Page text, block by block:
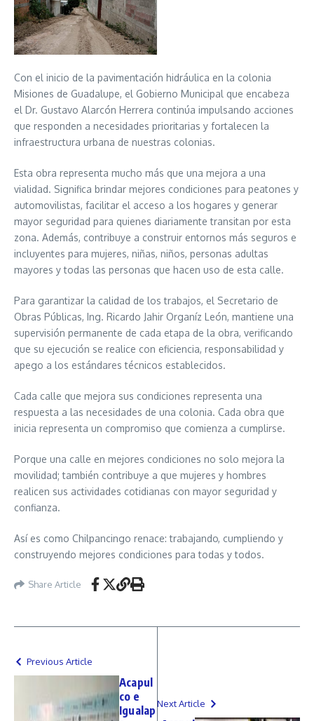
Con el inicio de la pavimentación hidráulica en la colonia
Misiones de Guadalupe, el Gobierno Municipal que encabeza
el Dr. Gustavo Alarcón Herrera continúa impulsando acciones
que responden a necesidades prioritarias y fortalecen la
infraestructura urbana de nuestras colonias.
Esta obra representa mucho más que una mejora a una
vialidad. Significa brindar mejores condiciones para peatones y
automovilistas, facilitar el acceso a los hogares y generar
mayor seguridad para quienes diariamente transitan por esta
zona. Además, contribuye a construir entornos más seguros e
incluyentes para mujeres, niñas, niños, personas adultas
mayores y todas las personas que hacen uso de esta calle.
Para garantizar la calidad de los trabajos, el Secretario de
Obras Públicas, Ing. Ricardo Jahir Organíz León, mantiene una
supervisión permanente de cada etapa de la obra, verificando
que su ejecución se realice con eficiencia, responsabilidad y
apego a los estándares técnicos establecidos.
Cada calle que mejora sus condiciones representa una
respuesta a las necesidades de una colonia. Cada obra que
inicia representa un compromiso que comienza a cumplirse.
Porque una calle en mejores condiciones no solo mejora la
movilidad; también contribuye a que mujeres y hombres
realicen sus actividades cotidianas con mayor seguridad y
confianza.
Así es como Chilpancingo renace: trabajando, cumpliendo y
construyendo mejores condiciones para todas y todos.
Share Article
Previous Article
Acapul
co e
Igualap Next Article